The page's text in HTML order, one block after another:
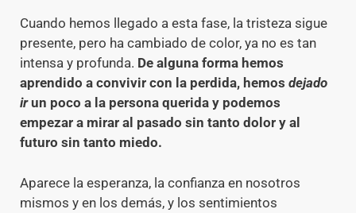
Cuando hemos llegado a esta fase, la tristeza sigue
presente, pero ha cambiado de color, ya no es tan
intensa y profunda. De alguna forma hemos
aprendido a convivir con la perdida, hemos dejado
irun poco a la persona querida y podemos
empezar a mirar al pasado sin tanto dolor y al
futuro sin tanto miedo.
Aparece la esperanza, la confianza en nosotros
mismos y en los demás, y los sentimientos